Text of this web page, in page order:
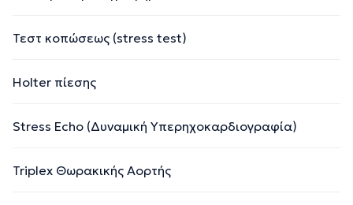
Τεστ κοπώσεως (stress test)
Holter πίεσης
Stress Echo (Δυναμική Υπερηχοκαρδιογραφία)
Triplex Θωρακικής Αορτής